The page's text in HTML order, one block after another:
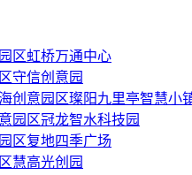
虹桥万通中心
守信创意园
璨阳九里亭智慧小
冠龙智水科技园
复地四季广场
慧高光创园